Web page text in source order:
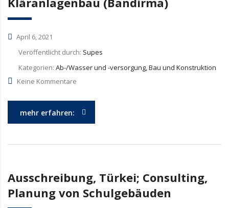
April 6, 2021
Veröffentlicht durch: Supes
Kategorien: Ab-/Wasser und -versorgung, Bau und Konstruktion
Keine Kommentare
mehr erfahren:
Ausschreibung, Türkei; Consulting,
Planung von Schulgebäuden